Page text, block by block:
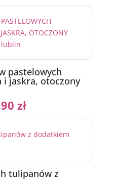
pastelowych
jaskra, otoczony
zł
tulipanów z